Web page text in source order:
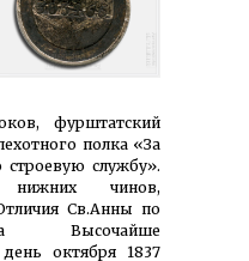
фурштатский
полка «За
службу».
чинов,
Св.Анны по
Высочайше
октября 1837